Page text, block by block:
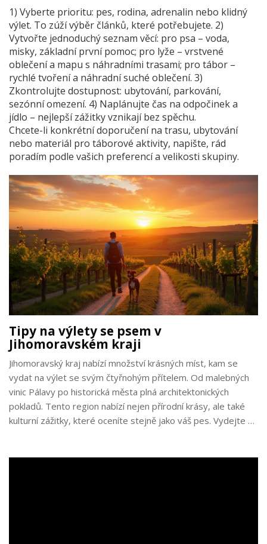
1) Vyberte prioritu: pes, rodina, adrenalin nebo klidný
výlet. To zúží výběr článků, které potřebujete. 2)
Vytvořte jednoduchý seznam věcí: pro psa – voda,
misky, základní první pomoc; pro lyže – vrstvené
oblečení a mapu s náhradními trasami; pro tábor –
rychlé tvoření a náhradní suché oblečení. 3)
Zkontrolujte dostupnost: ubytování, parkování,
sezónní omezení. 4) Naplánujte čas na odpočinek a
jídlo – nejlepší zážitky vznikají bez spěchu.
Chcete-li konkrétní doporučení na trasu, ubytování
nebo materiál pro táborové aktivity, napište, rád
poradím podle vašich preferencí a velikosti skupiny.
Tipy na výlety se psem v
Jihomoravském kraji
Jihomoravský kraj nabízí množství krásných míst, kam se
vydat na výlet se svým čtyřnohým přítelem. Od malebných
vinic Pálavy po historická města plná architektonických
pokladů. Tento region nabízí nejen přírodní krásy, ale také
kulturní zážitky, které oceníte stejně jako váš pes. Vydejte se